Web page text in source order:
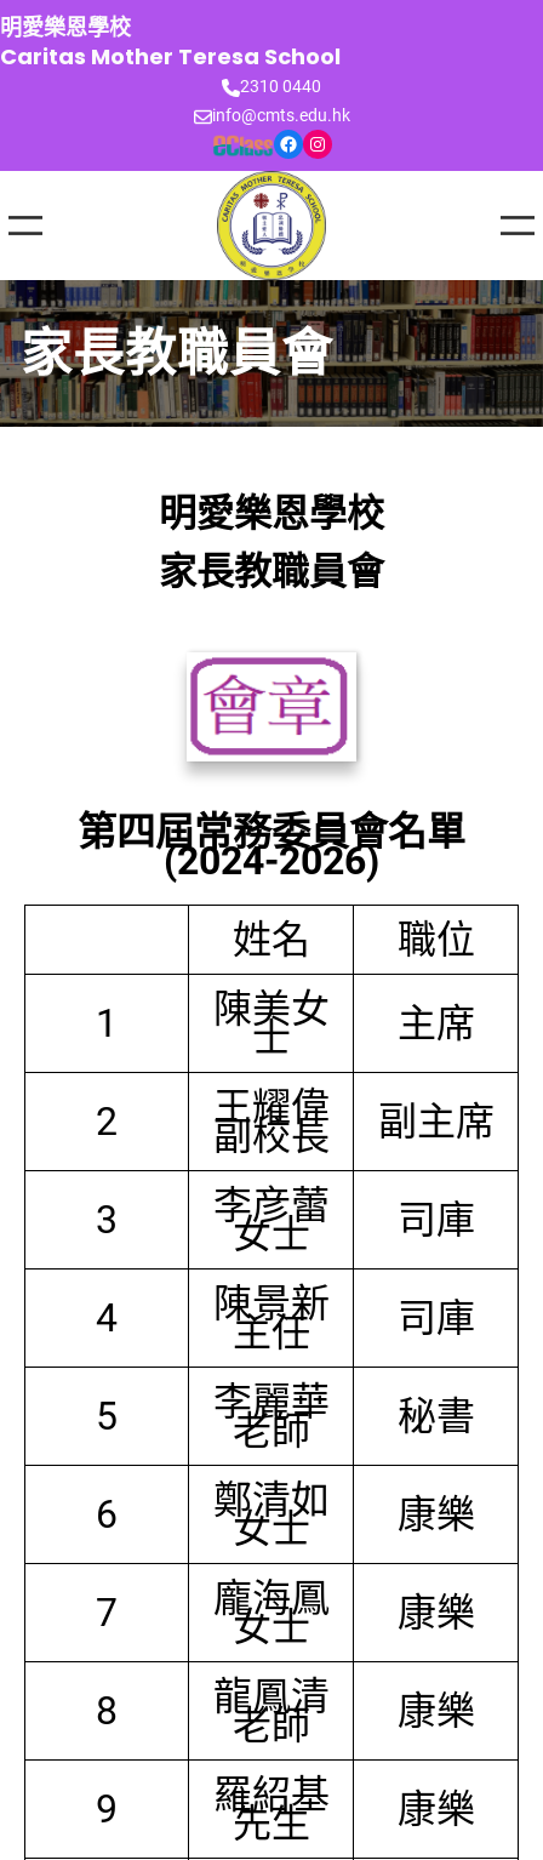
跳
至
主
明愛樂恩學校
Caritas Mother Teresa School
2310 0440
info@cmts.edu.hk
Facebook Instagram
家長教職員會
明愛樂恩學校
家長教職員會
第四屆常務委員會名單
(2024-2026)
姓名
職位
1
陳美女
士 主席
2 王耀偉
副校長 副主席
3 李彦蕾
女士 司庫
4 陳景新
主任 司庫
5 李麗華
老師 秘書
6 鄭清如
女士 康樂
7 龐海鳳
女士 康樂
8 龍鳳清
老師 康樂
9 羅紹基
先生 康樂